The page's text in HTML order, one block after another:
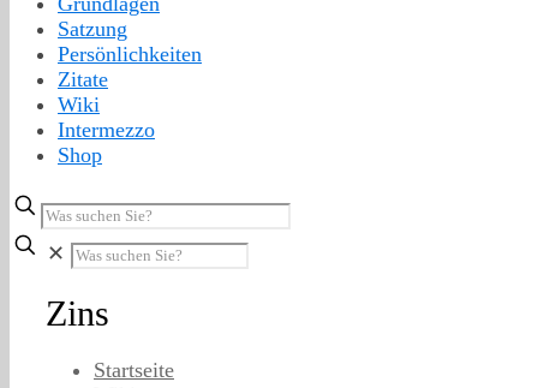
Satzung
Persönlichkeiten
Zitate
Wiki
Intermezzo
Shop
✕
Zins
Startseite